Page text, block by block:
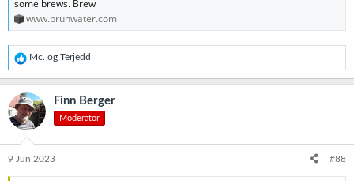
some brews. Brew
www.brunwater.com
R
e
a
k
s
j
o
e
Mc. og Terjedd
Finn Berger
Moderator
9 Jun 2023 #88